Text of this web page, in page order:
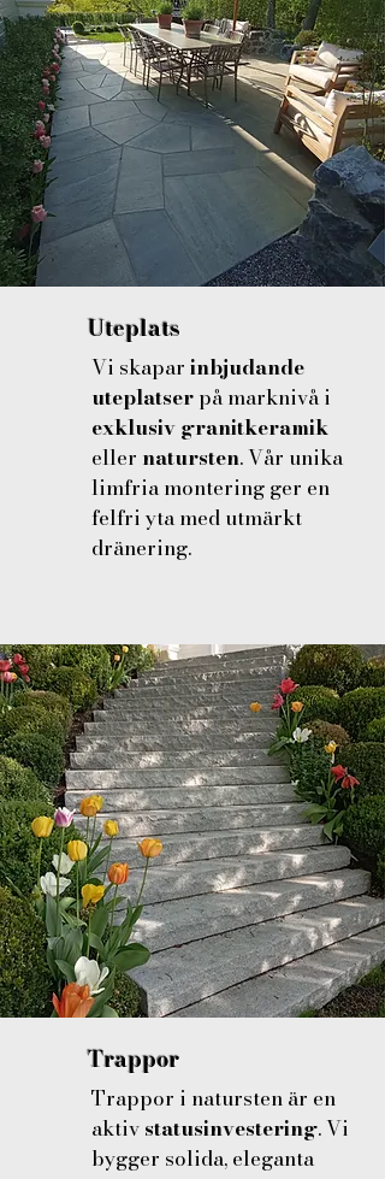
Uteplats
Vi skaparinbjudande
uteplatserpå marknivå i
exklusiv granitkeramik
eller natursten. Vår unika
limfria montering ger en
felfri yta med utmärkt
dränering.
Trappor
Trappor i natursten är en
aktivstatusinvestering. Vi
bygger solida, eleganta